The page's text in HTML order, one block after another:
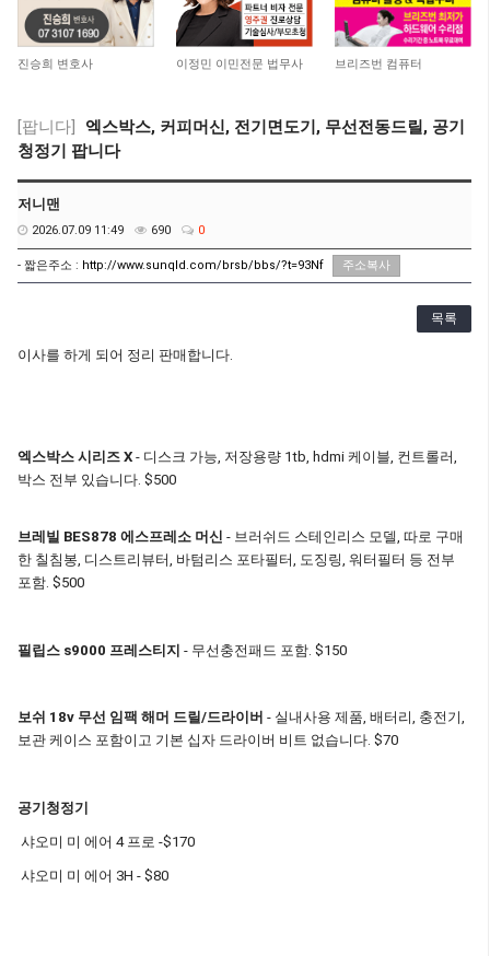
7,784
진승희 변호사 9,070
이정민 이민전문 법무사 7,466
브리즈번 컴퓨터
[팝니다]
엑스박스, 커피머신, 전기면도기, 무선전동드릴, 공기
청정기 팝니다
저니맨
2026.07.09 11:49 690 0
- 짧은주소 : http://www.sunqld.com/brsb/bbs/?t=93Nf 주소복사
목록
이사를 하게 되어 정리 판매합니다.
엑스박스 시리즈 X - 디스크 가능, 저장용량 1tb, hdmi 케이블, 컨트롤러,
박스 전부 있습니다. $500
브레빌 BES878 에스프레소 머신 - 브러쉬드 스테인리스 모델, 따로 구매
한 칠침봉, 디스트리뷰터, 바텀리스 포타필터, 도징링, 워터필터 등 전부
포함. $500
​필립스 s9000 프레스티지 ​- 무선충전패드 포함. $150
보쉬 18v 무선 임팩 해머 드릴/드라이버 - 실내사용 제품, 배터리, 충전기,
보관 케이스 포함이고 기본 십자 드라이버 비트 없습니다. $70
공기청정기
샤오미 미 에어 4 프로 -$170
샤오미 미 에어 3H - $80